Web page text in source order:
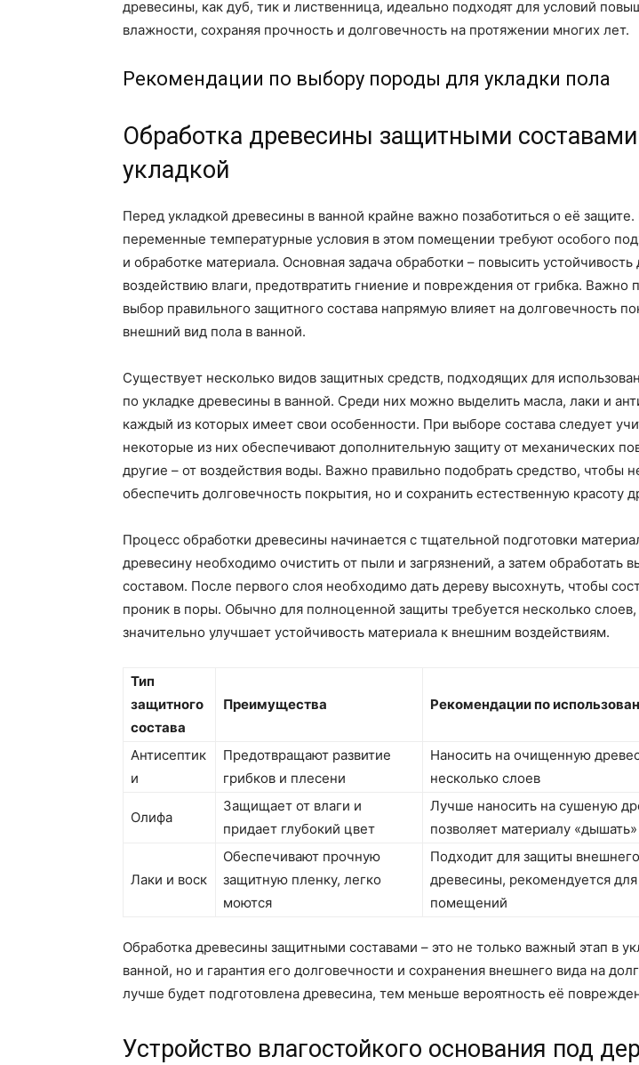
древесины, как дуб, тик и лиственница, идеально подходят для условий
влажности, сохраняя прочность и долговечность на протяжении многих лет.
Рекомендации по выбору породы для укладки пола
Обработка древесины защитными
укладкой
Перед укладкой древесины в ванной крайне важно позаботиться о её защите.
переменные температурные условия в этом помещении требуют особого
и обработке материала. Основная задача обработки – повысить
воздействию влаги, предотвратить гниение и повреждения от грибка. Важно
выбор правильного защитного состава напрямую влияет на долговечность
внешний вид пола в ванной.
Существует несколько видов защитных средств, подходящих для
по укладке древесины в ванной. Среди них можно выделить масла, лаки и
каждый из которых имеет свои особенности. При выборе состава следует
некоторые из них обеспечивают дополнительную защиту от механических
другие – от воздействия воды. Важно правильно подобрать средство, чтобы
обеспечить долговечность покрытия, но и сохранить естественную красоту
Процесс обработки древесины начинается с тщательной подготовки
древесину необходимо очистить от пыли и загрязнений, а затем обработать
составом. После первого слоя необходимо дать дереву высохнуть, чтобы
проник в поры. Обычно для полноценной защиты требуется несколько слоев,
значительно улучшает устойчивость материала к внешним воздействиям.
Тип
защитного
состава
Преимущества Рекомендации по
Антисептик
и
Предотвращают развитие
грибков и плесени
Наносить на очищенную
несколько слоев
Олифа
Защищает от влаги и
придает глубокий цвет
Лучше наносить на сушеную
позволяет материалу «дышать»
Лаки и воск
Обеспечивают прочную
защитную пленку, легко
моются
Подходит для защиты
древесины, рекомендуется для
помещений
Обработка древесины защитными составами – это не только важный этап в
ванной, но и гарантия его долговечности и сохранения внешнего вида на
лучше будет подготовлена древесина, тем меньше вероятность её
Устройство влагостойкого основания под